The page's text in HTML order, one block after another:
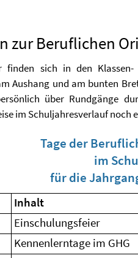
zur Beruflichen
finden sich in den
Aushang und am bunten
über Rundgänge
im Schuljahresverlauf noch
Tage der
im
für die
Inhalt
Einschulungsfeier
Kennenlerntage im GHG